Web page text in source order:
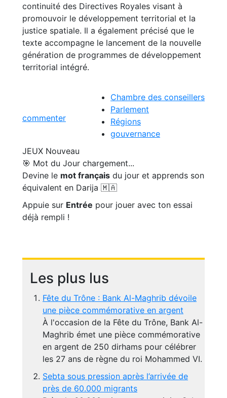
continuité des Directives Royales visant à
promouvoir le développement territorial et la
justice spatiale. Il a également précisé que le
texte accompagne le lancement de la nouvelle
génération de programmes de développement
territorial intégré.
commenter
Chambre des conseillers
Parlement
Régions
gouvernance
JEUX Nouveau
🎯 Mot du Jour chargement...
Devine le mot français du jour et apprends son
équivalent en Darija 🇲🇦
Appuie sur Entrée pour jouer avec ton essai
déjà rempli !
Les plus lus
Fête du Trône : Bank Al-Maghrib dévoile
une pièce commémorative en argent
À l'occasion de la Fête du Trône, Bank Al-
Maghrib émet une pièce commémorative
en argent de 250 dirhams pour célébrer
les 27 ans de règne du roi Mohammed VI.
Sebta sous pression après l’arrivée de
près de 60.000 migrants